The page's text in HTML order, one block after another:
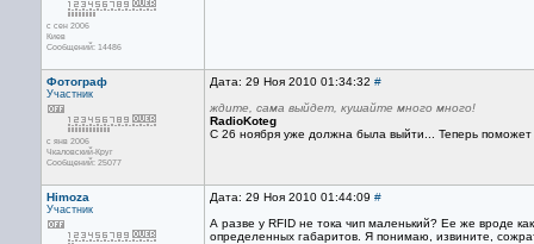
с сен 2006
Киев
Сообщений: 14486
Фотограф
Участник
с янв 2006
Чкаловский-Круг
Сообщений: 25077
Дата: 29 Ноя 2010 01:34:32 #
ждите, сама выйдет, кушайте много много!
RadioKoteg
С 26 ноября уже должна была выйти... Теперь поможет
Himoza
Участник
Дата: 29 Ноя 2010 01:44:09 #
А разве у RFID не тока чип маленький? Ее же вроде
определенных габаритов. Я понимаю, извините,